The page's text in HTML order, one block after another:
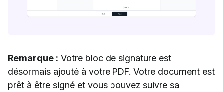
Remarque : Votre bloc de signature est
désormais ajouté à votre PDF. Votre document est
prêt à être signé et vous pouvez suivre sa